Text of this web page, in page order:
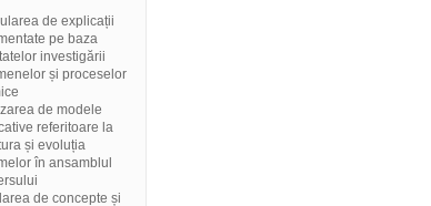
de explicații
pe baza
investigării
și proceselor
de modele
referitoare la
și evoluția
în ansamblul
de concepte și